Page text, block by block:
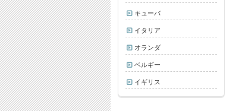
キューバ
イタリア
オランダ
ベルギー
イギリス